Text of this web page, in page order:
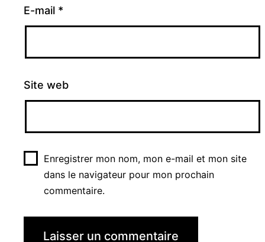
E-mail *
Site web
Enregistrer mon nom, mon e-mail et mon site
dans le navigateur pour mon prochain
commentaire.